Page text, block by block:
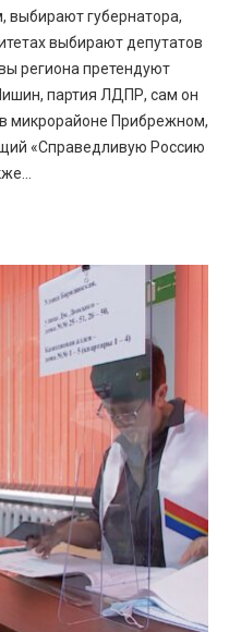
выбирают губернатора,
выбирают депутатов
региона претендуют
партия ЛДПР, сам он
микрорайоне Прибрежном,
«Справедливую Россию